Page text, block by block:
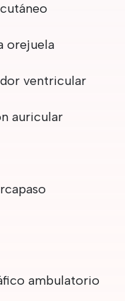
orejuela
ventricular
auricular
ambulatorio